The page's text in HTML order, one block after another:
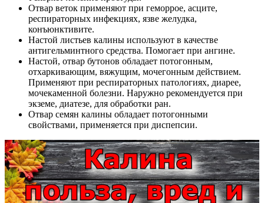
Отвар веток применяют при геморрое, асците,
респираторных инфекциях, язве желудка,
конъюнктивите.
Настой листьев калины используют в качестве
антигельминтного средства. Помогает при ангине.
Настой, отвар бутонов обладает потогонным,
отхаркивающим, вяжущим, мочегонным действием.
Применяют при респираторных патологиях, диарее,
мочекаменной болезни. Наружно рекомендуется при
экземе, диатезе, для обработки ран.
Отвар семян калины обладает потогонными
свойствами, применяется при диспепсии.